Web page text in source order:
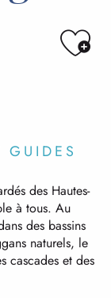
GUIDES
des Hautes-
à tous. Au
des bassins
naturels, le
cascades et des